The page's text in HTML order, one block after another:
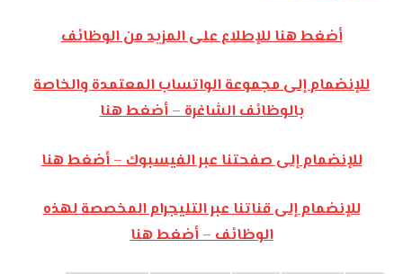
أضغط هنا للإطلاع على المزيد من الوظائف
للإنضمام إلى مجموعة الواتساب المعتمدة والخاصة
بالوظائف الشاغرة – أضغط هنا
للإنضمام إلى صفحتنا عبر الفيسبوك – أضغط هنا
للإنضمام إلى قناتنا عبر التليجرام المخصصة لهذه
الوظائف – أضغط هنا